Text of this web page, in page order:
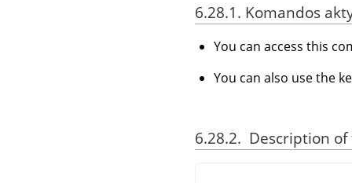
6.28.1. Komandos
You can access this
You can also use the
6.28.2. Description